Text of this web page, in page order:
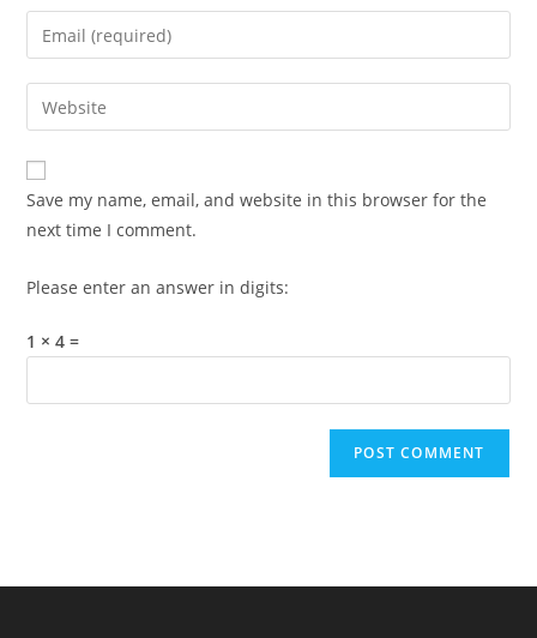
name
comment
Enter
your
email
address
comment
Enter
your
website
URL
(optional)
Save my name, email, and website in this browser for the
next time I comment.
Please enter an answer in digits:
1 × 4 =